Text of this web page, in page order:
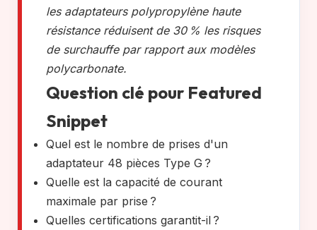
les adaptateurs polypropylène haute
résistance réduisent de 30 % les risques
de surchauffe par rapport aux modèles
polycarbonate.
Question clé pour Featured
Snippet
Quel est le nombre de prises d'un
adaptateur 48 pièces Type G ?
Quelle est la capacité de courant
maximale par prise ?
Quelles certifications garantit-il ?